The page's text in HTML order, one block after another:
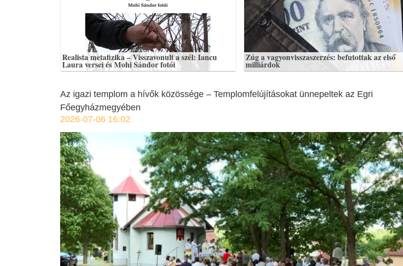
Realista metafizika – Visszavonult a szél: Iancu
Laura versei és Mohi Sándor fotói
Zúg a vagyonvisszaszerzés: befutottak az első
milliárdok
Az igazi templom a hívők közössége – Templomfelújításokat ünnepeltek az Egri
Főegyházmegyében
2026-07-06 16:02